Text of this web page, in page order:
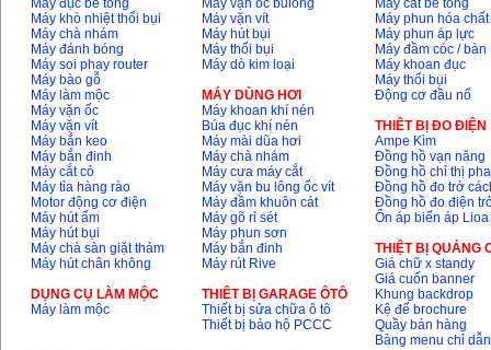
Máy đục bê tông
Máy khò nhiệt thổi bụi
Máy chà nhám
Máy đánh bóng
Máy soi phay router
Máy bào gỗ
Máy làm mộc
Máy vặn ốc
Máy vặn vít
Máy bắn keo
Máy bắn đinh
Máy cắt cỏ
Máy tỉa hàng rào
Motor động cơ điện
Máy hút ẩm
Máy hút bụi
Máy chà sàn giặt thảm
Máy hút chân không
DỤNG CỤ LÀM MỘC
Máy làm mộc
Máy vặn ốc bulông
Máy vặn vít
Máy hút bụi
Máy thổi bụi
Máy dò kim loại
MÁY DÙNG HƠI
Máy khoan khí nén
Búa đục khí nén
Máy mài dũa hơi
Máy chà nhám
Máy cưa máy cắt
Máy vặn bu lông ốc vít
Máy đầm khuôn cát
Máy gõ rỉ sét
Máy phun sơn
Máy bắn đinh
Máy rút Rive
THIÊT BỊ GARAGE ÔTÔ
Thiết bị sửa chữa ô tô
Thiết bị bảo hộ PCCC
Máy cắt bê tông
Máy phun hóa chất
Máy phun áp lực
Máy đầm cóc / bàn
Máy khoan đục
Máy thổi bụi
Động cơ đầu nổ
THIÊT BỊ ĐO ĐIỆN
Ampe Kìm
Đồng hồ vạn năng
Đồng hồ chỉ thị pha
Đồng hồ đo trở
Đồng hồ đo điện
Ổn áp biến áp Lioa
THIỆT BỊ QUẢNG
Giá chữ x standy
Giá cuốn banner
Khung backdrop
Kệ để brochure
Quầy bán hàng
Bảng menu chỉ dẫn